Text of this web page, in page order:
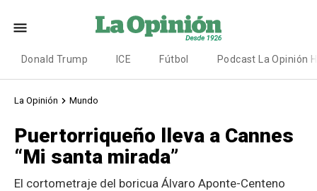
Donald Trump ICE Fútbol Podcast La Opinión
La Opinión Mundo
Puertorriqueño lleva a Cannes
“Mi santa mirada”
El cortometraje del boricua Álvaro Aponte-Centeno